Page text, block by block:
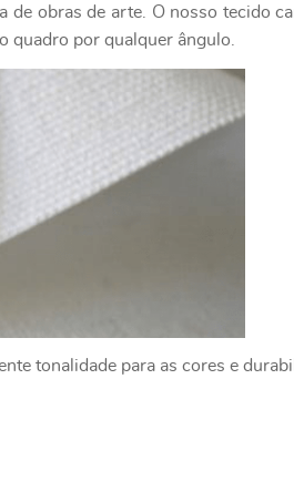
obras de arte. O nosso tecido
quadro por qualquer ângulo.
tonalidade para as cores e